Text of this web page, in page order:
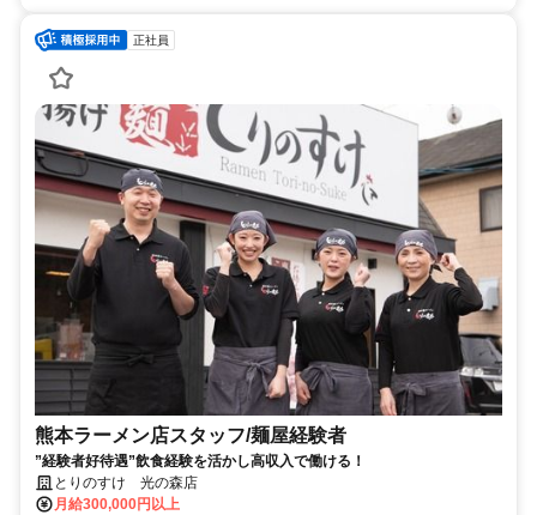
正社員
熊本ラーメン店スタッフ/麺屋経験者
”経験者好待遇”飲食経験を活かし高収入で働ける！
とりのすけ 光の森店
月給300,000円以上